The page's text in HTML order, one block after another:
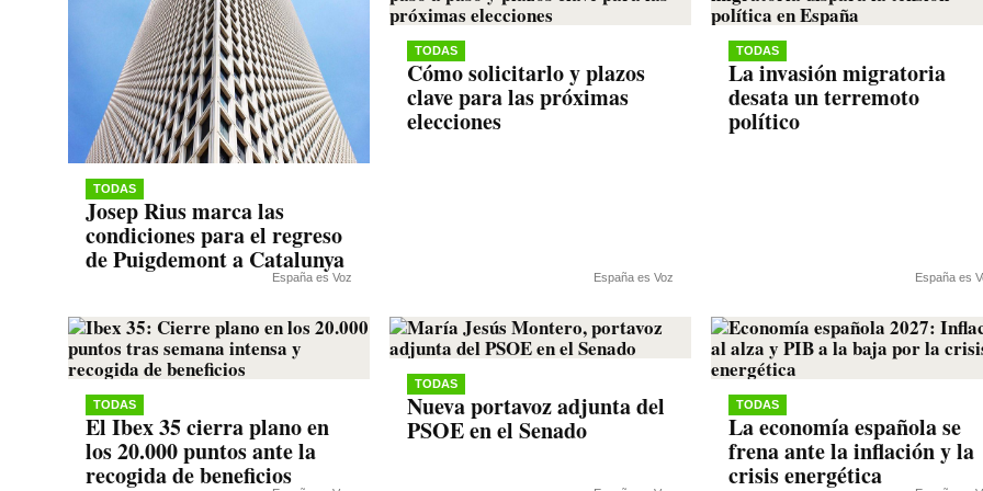
TODAS
Josep Rius marca las
condiciones para el regreso
de Puigdemont a Catalunya
España es Voz
TODAS
Cómo solicitarlo y plazos
clave para las próximas
elecciones
España es Voz
TODAS
La invasión migratoria
desata un terremoto
político
España es
TODAS
El Ibex 35 cierra plano en
los 20.000 puntos ante la
recogida de beneficios
TODAS
Nueva portavoz adjunta del
PSOE en el Senado
TODAS
La economía española se
frena ante la inflación y la
crisis energética